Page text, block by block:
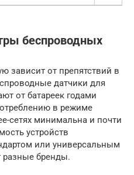
беспроводных
зависит от препятствий в
датчики для
от батареек годами
в режиме
сетях минимальна и почти
устройств
или универсальным
разные бренды.